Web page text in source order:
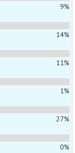
9%
14%
11%
1%
27%
0%